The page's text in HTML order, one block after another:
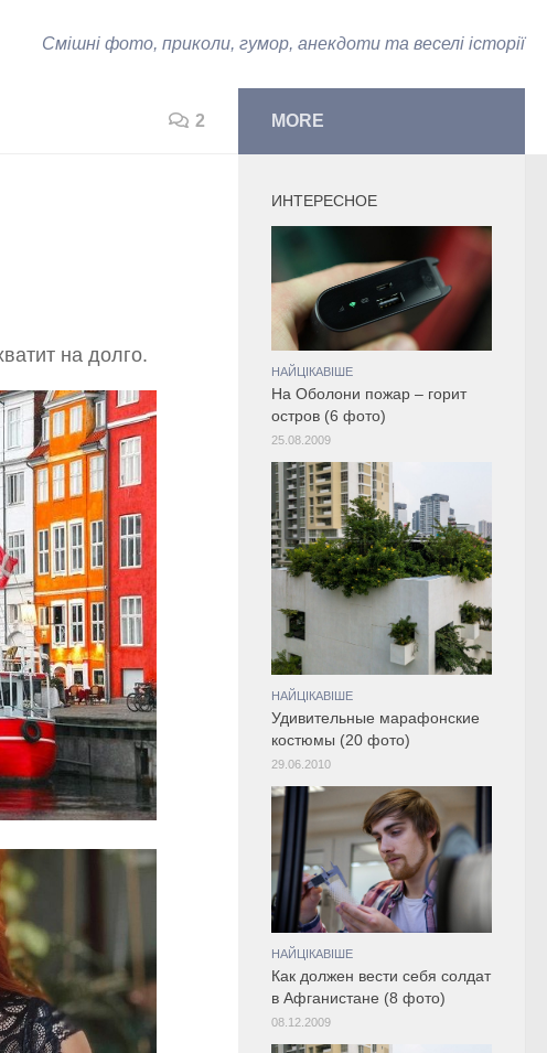
Смішні фото, приколи, гумор, анекдоти та веселі історії
2
на долго.
MORE
ИНТЕРЕСНОЕ
НАЙЦІКАВІШЕ
На Оболони пожар – горит
остров (6 фото)
25.08.2009
НАЙЦІКАВІШЕ
Удивительные марафонские
костюмы (20 фото)
29.06.2010
НАЙЦІКАВІШЕ
Как должен вести себя солдат
в Афганистане (8 фото)
08.12.2009